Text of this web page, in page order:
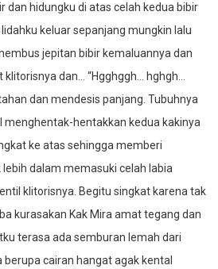
dan hidungku di atas celah kedua bibir
keluar sepanjang mungkin lalu
jepitan bibir kemaluannya dan
dan… “Hgghggh… hghgh…
dan mendesis panjang. Tubuhnya
menghentak-hentakkan kedua kakinya
ke atas sehingga memberi
dalam memasuki celah labia
klitorisnya. Begitu singkat karena tak
kurasakan Kak Mira amat tegang dan
terasa ada semburan lemah dari
cairan hangat agak kental